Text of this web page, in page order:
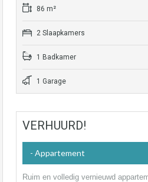
86 m²
2 Slaapkamers
1 Badkamer
1 Garage
VERHUURD!
- Appartement
Ruim en volledig vernieuwd